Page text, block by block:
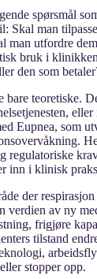
spørsmål
Skal man
man utfordre
bruk i
den som
bare teoretiske.
Eupnea, som
regulatoriske
inn i klinisk
der
verdien av ny
frigjøre
tilstand
stopper opp.